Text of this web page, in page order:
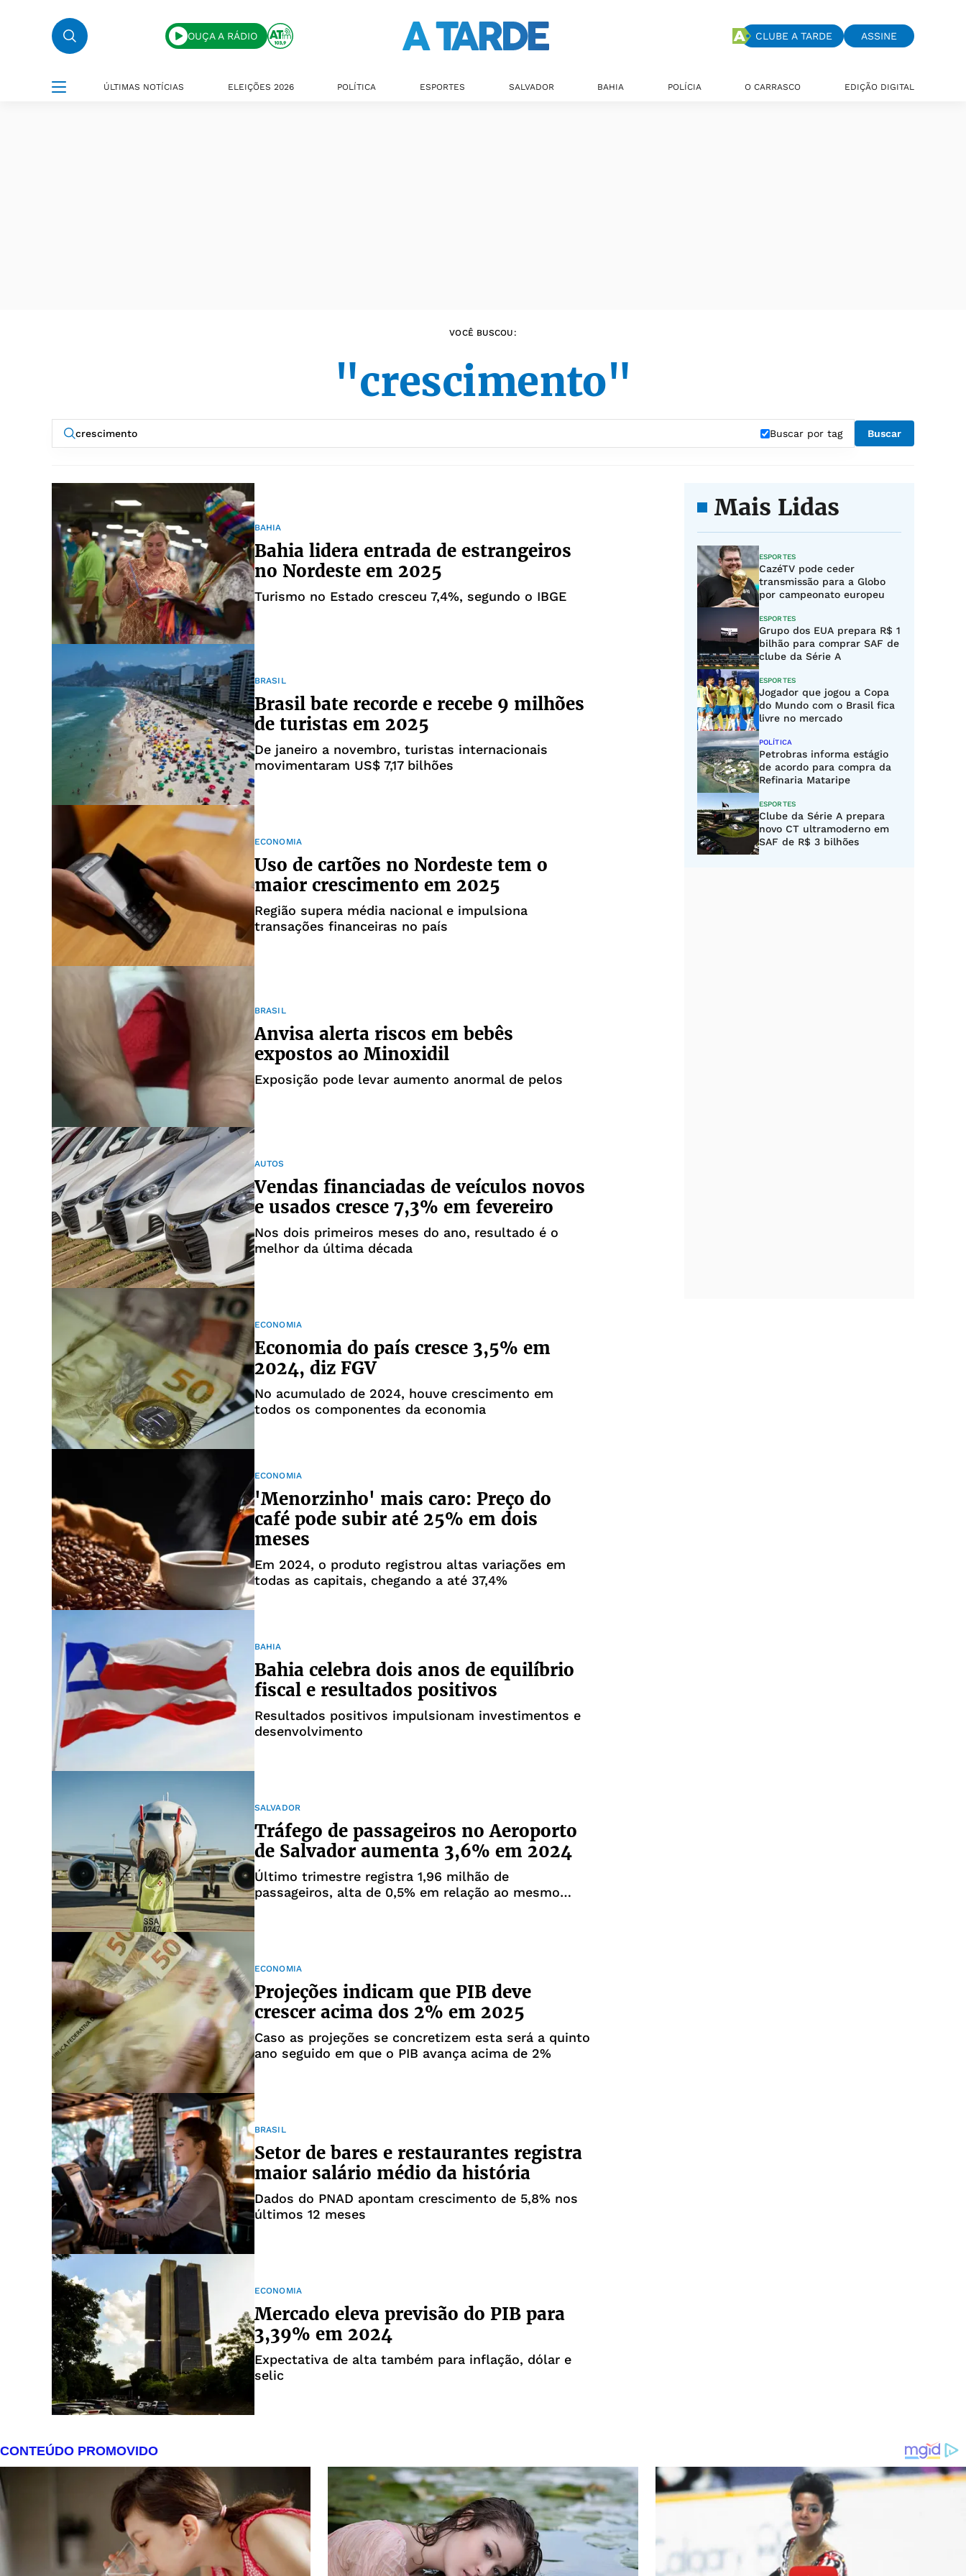
OUÇA A RÁDIO CLUBE A TARDE ASSINE
ÚLTIMAS NOTÍCIAS ELEIÇÕES 2026 POLÍTICA ESPORTES SALVADOR BAHIA POLÍCIA O CARRASCO EDIÇÃO DIGITAL
VOCÊ BUSCOU:
"crescimento"
Buscar por tag Buscar
BAHIA
Bahia lidera entrada de estrangeiros
no Nordeste em 2025
Turismo no Estado cresceu 7,4%, segundo o IBGE
BRASIL
Brasil bate recorde e recebe 9 milhões
de turistas em 2025
De janeiro a novembro, turistas internacionais
movimentaram US$ 7,17 bilhões
ECONOMIA
Uso de cartões no Nordeste tem o
maior crescimento em 2025
Região supera média nacional e impulsiona
transações financeiras no país
BRASIL
Anvisa alerta riscos em bebês
expostos ao Minoxidil
Exposição pode levar aumento anormal de pelos
AUTOS
Vendas financiadas de veículos novos
e usados cresce 7,3% em fevereiro
Nos dois primeiros meses do ano, resultado é o
melhor da última década
ECONOMIA
Economia do país cresce 3,5% em
2024, diz FGV
No acumulado de 2024, houve crescimento em
todos os componentes da economia
ECONOMIA
'Menorzinho' mais caro: Preço do
café pode subir até 25% em dois
meses
Em 2024, o produto registrou altas variações em
todas as capitais, chegando a até 37,4%
BAHIA
Bahia celebra dois anos de equilíbrio
fiscal e resultados positivos
Resultados positivos impulsionam investimentos e
desenvolvimento
SALVADOR
Tráfego de passageiros no Aeroporto
de Salvador aumenta 3,6% em 2024
Último trimestre registra 1,96 milhão de
passageiros, alta de 0,5% em relação ao mesmo
ECONOMIA
Projeções indicam que PIB deve
crescer acima dos 2% em 2025
Caso as projeções se concretizem esta será a quinto
ano seguido em que o PIB avança acima de 2%
BRASIL
Setor de bares e restaurantes registra
maior salário médio da história
Dados do PNAD apontam crescimento de 5,8% nos
últimos 12 meses
ECONOMIA
Mercado eleva previsão do PIB para
3,39% em 2024
Expectativa de alta também para inflação, dólar e
selic
Mais Lidas
ESPORTES
CazéTV pode ceder
transmissão para a Globo
por campeonato europeu
ESPORTES
Grupo dos EUA prepara R$ 1
bilhão para comprar SAF de
clube da Série A
ESPORTES
Jogador que jogou a Copa
do Mundo com o Brasil fica
livre no mercado
POLÍTICA
Petrobras informa estágio
de acordo para compra da
Refinaria Mataripe
ESPORTES
Clube da Série A prepara
novo CT ultramoderno em
SAF de R$ 3 bilhões